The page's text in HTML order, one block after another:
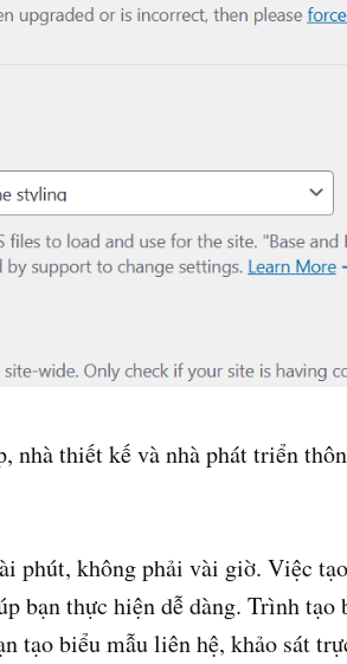
nhà thiết kế và nhà phát triển
phút, không phải vài giờ. Việc
bạn thực hiện dễ dàng. Trình tạo
tạo biểu mẫu liên hệ, khảo sát